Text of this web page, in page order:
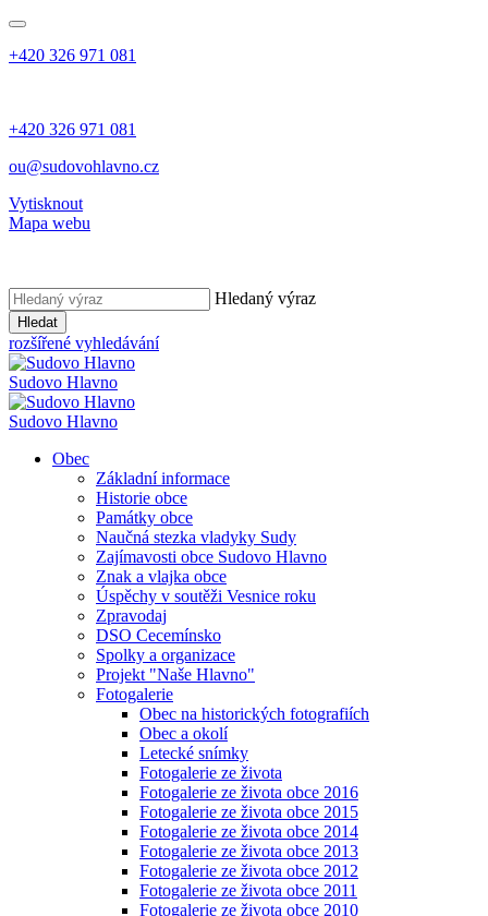
+420 326 971 081
+420 326 971 081
ou@sudovohlavno.cz
Vytisknout
Mapa webu
Hledaný výraz
Hledat
rozšířené vyhledávání
Sudovo Hlavno
Sudovo Hlavno
Obec
Základní informace
Historie obce
Památky obce
Naučná stezka vladyky Sudy
Zajímavosti obce Sudovo Hlavno
Znak a vlajka obce
Úspěchy v soutěži Vesnice roku
Zpravodaj
DSO Cecemínsko
Spolky a organizace
Projekt "Naše Hlavno"
Fotogalerie
Obec na historických fotografiích
Obec a okolí
Letecké snímky
Fotogalerie ze života
Fotogalerie ze života obce 2016
Fotogalerie ze života obce 2015
Fotogalerie ze života obce 2014
Fotogalerie ze života obce 2013
Fotogalerie ze života obce 2012
Fotogalerie ze života obce 2011
Fotogalerie ze života obce 2010